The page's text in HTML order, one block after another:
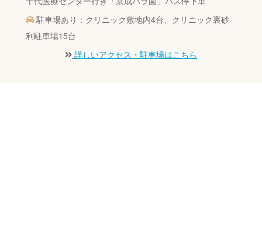
駐車場あり：クリニック敷地内4台、クリニック裏砂
利駐車場15台
詳しいアクセス・駐車場はこちら